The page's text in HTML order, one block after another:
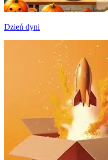
Dzień dyni